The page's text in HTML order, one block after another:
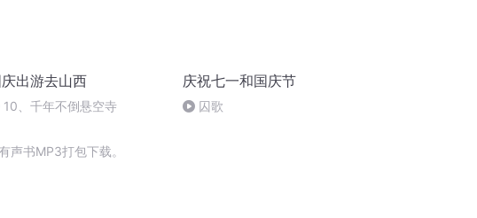
出游去山西
10、千年不倒悬空寺
庆祝七一和国庆节
囚歌
声书MP3打包下载。